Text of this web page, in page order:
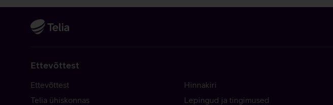
Ettevõttest
Ettevõttest
Telia ühiskonnas
Hinnakiri
Lepingud ja tingimused